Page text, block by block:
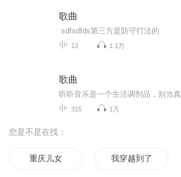
歌曲
sdfsdfds第三方是防守打法的
13 1.1万
歌曲
听听音乐是一个生活调剂品，别当真
315 1万
您是不是在找：
重庆儿女 我穿越到了女频